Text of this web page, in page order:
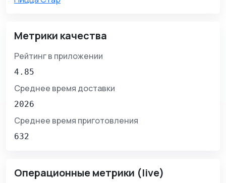
Метрики качества
Рейтинг в приложении
4.85
Среднее время доставки
2026
Среднее время приготовления
632
Операционные метрики (live)